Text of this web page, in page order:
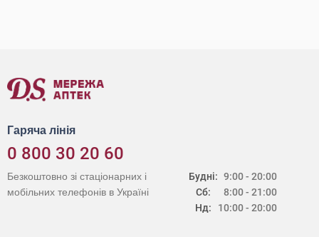
Гаряча лінія
0 800 30 20 60
Будні:
Сб:
Нд:
9:00 - 20:00
8:00 - 21:00
10:00 - 20:00
Безкоштовно зі стаціонарних і
мобільних телефонів в Україні